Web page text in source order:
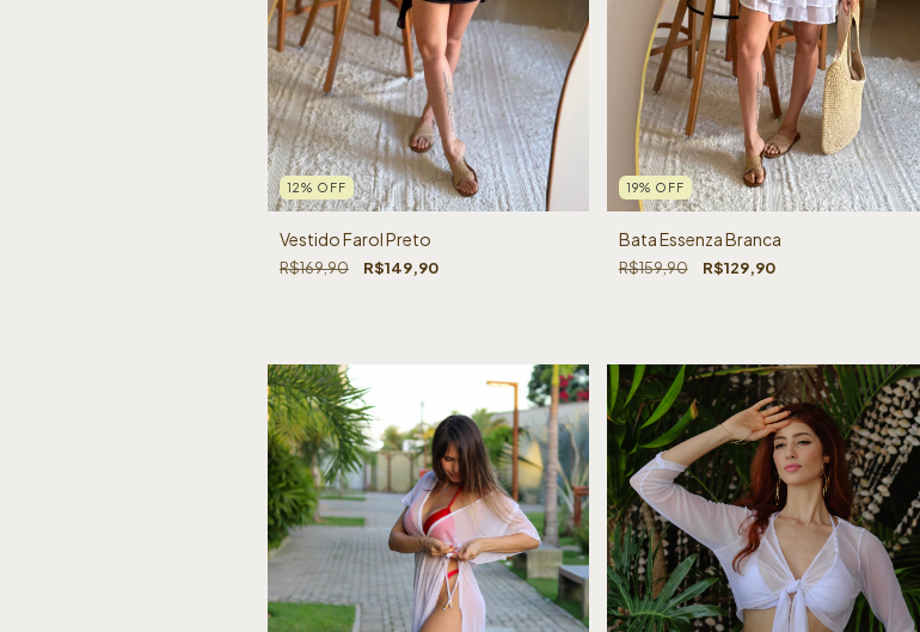
12% OFF
Vestido Farol Preto
R$169,90 R$149,90
19% OFF
Bata Essenza Branca
R$159,90 R$129,90